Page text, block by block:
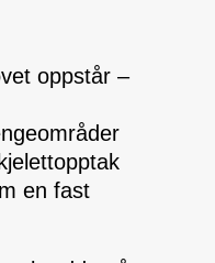
oppstår –
en fast